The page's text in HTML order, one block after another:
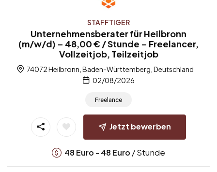
STAFFTIGER
Unternehmensberater für Heilbronn
(m/w/d) – 48,00 € / Stunde – Freelancer,
Vollzeitjob, Teilzeitjob
74072 Heilbronn, Baden-Württemberg, Deutschland
02/08/2026
Freelance
Jetzt bewerben
48 Euro - 48 Euro / Stunde